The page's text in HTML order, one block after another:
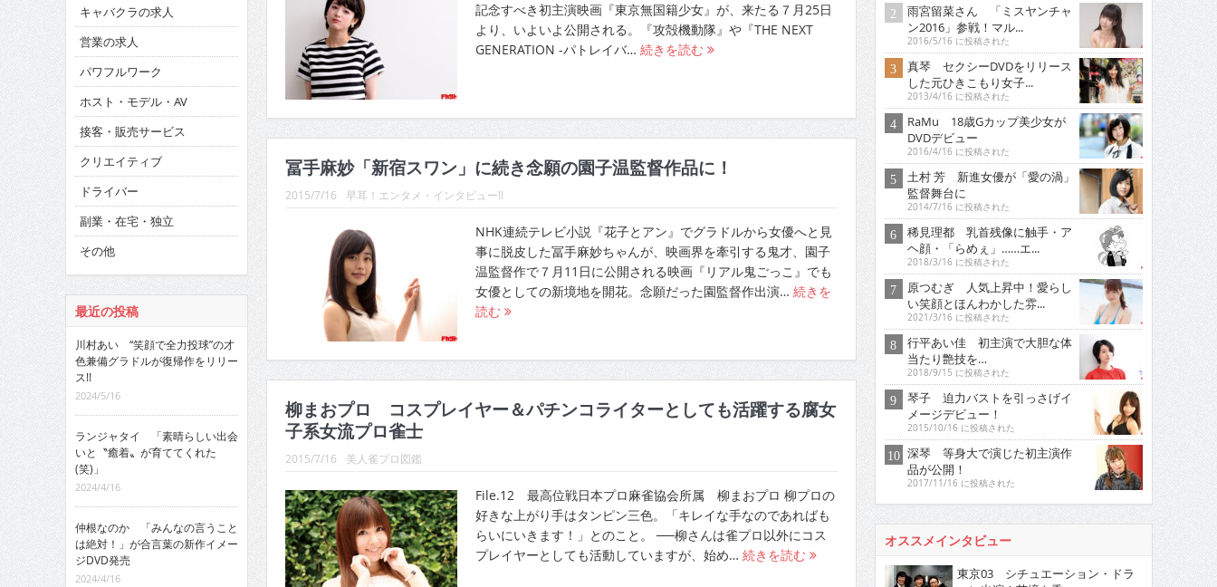
記念すべき初主演映画『東京無国籍少女』が、来たる７月25日
より、いよいよ公開される。『攻殻機動隊』や『THE NEXT
GENERATION -パトレイバ… 続きを読む
冨手麻妙「新宿スワン」に続き念願の園子温監督作品に！
2015/7/16 早耳！エンタメ・インタビュー!!
NHK連続テレビ小説『花子とアン』でグラドルから女優へと見
事に脱皮した冨手麻妙ちゃんが、映画界を牽引する鬼才、園子
温監督作で７月11日に公開される映画『リアル鬼ごっこ』でも
女優としての新境地を開花。念願だった園監督作出演… 続きを
読む
柳まおプロ コスプレイヤー＆パチンコライターとしても活躍する腐女
子系女流プロ雀士
2015/7/16 美人雀プロ図鑑
File.12 最高位戦日本プロ麻雀協会所属 柳まおプロ 柳プロの
好きな上がり手はタンピン三色。「キレイな手なのであればも
らいにいきます！」とのこと。 ──柳さんは雀プロ以外にコス
プレイヤーとしても活動していますが、始め… 続きを読む
キャバクラの求人
営業の求人
パワフルワーク
ホスト・モデル・AV
接客・販売サービス
クリエイティブ
ドライバー
副業・在宅・独立
その他
最近の投稿
川村あい “笑顔で全力投球”の才
色兼備グラドルが復帰作をリリー
ス!!
2024/5/16
ランジャタイ 「素晴らしい出会
いと〝癒着〟が育ててくれた
(笑)」
2024/4/16
仲根なのか 「みんなの言うこと
は絶対！」が合言葉の新作イメー
ジDVD発売
2024/4/16
雨宮留菜さん 「ミスヤンチャ
ン2016」参戦！マル...
2016/5/16 に投稿された
真琴 セクシーDVDをリリース
した元ひきこもり女子...
2013/4/16 に投稿された
RaMu 18歳Gカップ美少女が
DVDデビュー
2016/4/16 に投稿された
土村 芳 新進女優が「愛の渦」
監督舞台に
2014/7/16 に投稿された
稀見理都 乳首残像に触手・ア
ヘ顔・「らめぇ」……エ...
2018/3/16 に投稿された
原つむぎ 人気上昇中！愛らし
い笑顔とほんわかした雰...
2021/3/16 に投稿された
行平あい佳 初主演で大胆な体
当たり艶技を…
2018/9/15 に投稿された
琴子 迫力バストを引っさげイ
メージデビュー！
2015/10/16 に投稿された
深琴 等身大で演じた初主演作
品が公開！
2017/11/16 に投稿された
オススメインタビュー
東京03 シチュエーション・ドラ